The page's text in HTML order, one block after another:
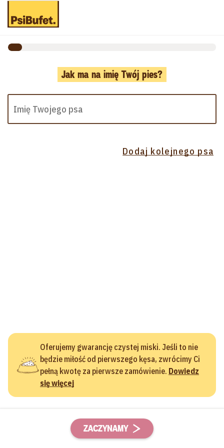
Jak ma na imię Twój pies?
Dodaj kolejnego psa
ZACZYNAMY
Oferujemy gwarancję czystej miski. Jeśli to nie
będzie miłość od pierwszego kęsa, zwrócimy Ci
pełną kwotę za pierwsze zamówienie. Dowiedz
się więcej